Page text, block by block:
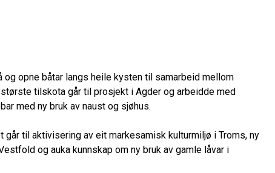
opne båtar langs heile kysten til samarbeid mellom
tilskota går til prosjekt i Agder og arbeidde med
med ny bruk av naust og sjøhus.
til aktivisering av eit markesamisk kulturmiljø i Troms, ny
og auka kunnskap om ny bruk av gamle låvar i